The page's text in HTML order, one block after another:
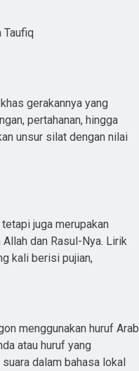
Taufiq
gerakannya yang
pertahanan, hingga
unsur silat dengan nilai
juga merupakan
dan Rasul-Nya. Lirik
kali berisi pujian,
menggunakan huruf Arab
atau huruf yang
dalam bahasa lokal